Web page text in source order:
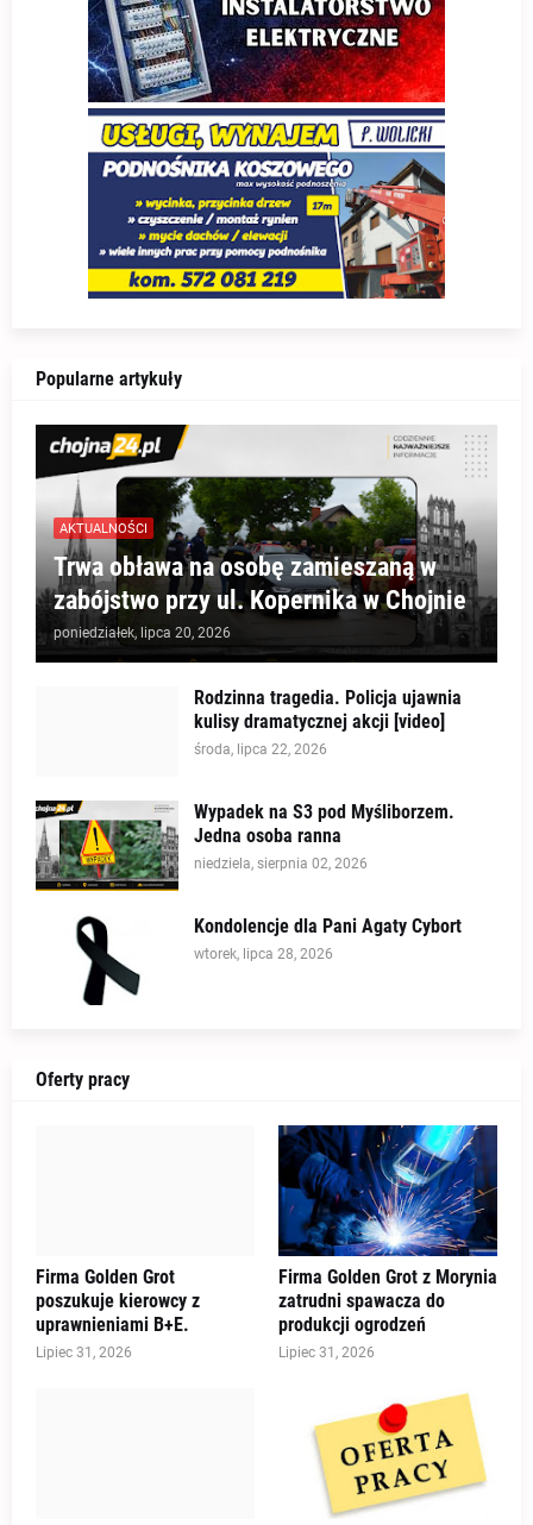
Popularne artykuły
AKTUALNOŚCI
Trwa obława na osobę zamieszaną w
zabójstwo przy ul. Kopernika w Chojnie
poniedziałek, lipca 20, 2026
Rodzinna tragedia. Policja ujawnia
kulisy dramatycznej akcji [video]
środa, lipca 22, 2026
Wypadek na S3 pod Myśliborzem.
Jedna osoba ranna
niedziela, sierpnia 02, 2026
Kondolencje dla Pani Agaty Cybort
wtorek, lipca 28, 2026
Oferty pracy
Firma Golden Grot
poszukuje kierowcy z
uprawnieniami B+E.
Lipiec 31, 2026
Firma Golden Grot z Morynia
zatrudni spawacza do
produkcji ogrodzeń
Lipiec 31, 2026